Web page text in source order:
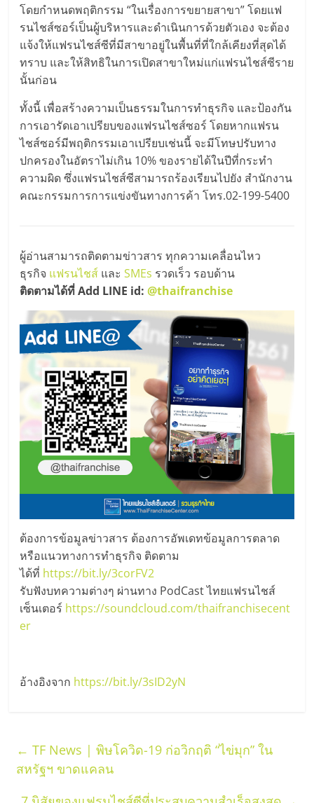
ไชส์,
รวม
แฟ
รน
ไชส์
ขาย
แฟ
รน
ไชส์
แฟ
รน
ไชส์
บ้าน
ลงทุน
น้อย
คืน
ปรึกษา
การ
และ
ไชส์,
ศูนย์
รวม
แฟ
รน
ไชส์
ร้าน
พัฒนา
ระบบ
โดยกำหนดพฤติกรรม “ในเรื่องการขยายสาขา” โดยแฟ
รนไชส์ซอร์เป็นผู้บริหารและดำเนินการด้วยตัวเอง จะต้อง
แจ้งให้แฟรนไชส์ซีที่มีสาขาอยู่ในพื้นที่ที่ใกล้เคียงที่สุดได้
ทราบ และให้สิทธิในการเปิดสาขาใหม่แก่แฟรนไชส์ซีราย
นั้นก่อน
ทั้งนี้ เพื่อสร้างความเป็นธรรมในการทำธุรกิจ และป้องกัน
การเอารัดเอาเปรียบของแฟรนไชส์ซอร์ โดยหากแฟรน
ไชส์ซอร์มีพฤติกรรมเอาเปรียบเช่นนี้ จะมีโทษปรับทาง
ปกครองในอัตราไม่เกิน 10% ของรายได้ในปีที่กระทำ
ความผิด ซึ่งแฟรนไชส์ซีสามารถร้องเรียนไปยัง สำนักงาน
คณะกรรมการการแข่งขันทางการค้า โทร.02-199-5400
ผู้อ่านสามารถติดตามข่าวสาร ทุกความเคลื่อนไหว
ธุรกิจ แฟรนไชส์ และSMEs รวดเร็ว รอบด้าน
ติดตามได้ที่ Add LINE id:@thaifranchise
ต้องการข้อมูลข่าวสาร ต้องการอัพเดทข้อมูลการตลาด
หรือแนวทางการทำธุรกิจ ติดตาม
ได้ที่ https://bit.ly/3corFV2
รับฟังบทความต่างๆ ผ่านทาง PodCast ไทยแฟรนไชส์
เซ็นเตอร์ https://soundcloud.com/thaifranchisecent
er
อ้างอิงจาก https://bit.ly/3sID2yN
← TF News | พิษโควิด-19 ก่อวิกฤติ “ไข่มุก” ใน
สหรัฐฯ ขาดแคลน